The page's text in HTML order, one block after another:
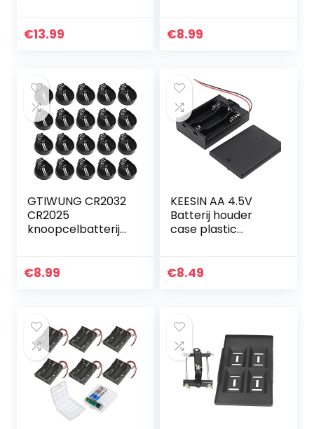
Opbergdoos met
€13.99
Voor 2 *
€8.99
GTIWUNG CR2032
CR2025
knoopcelbatterijh
zwart, verpakking
€8.99
KEESIN AA 4.5V
Batterij houder
case plastic
ON/OFF
€8.49